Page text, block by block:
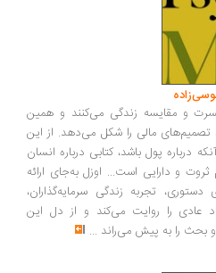
زندگی می‌کنند و همین
مالی را شکل می‌دهد. از این
پول باشد، کتابی درباره انسان
است... اوزل به‌جای ارائه
تجربه زندگی سرمایه‌گذاران،
را روایت می‌کند و از دل این
به پیش می‌راند ...